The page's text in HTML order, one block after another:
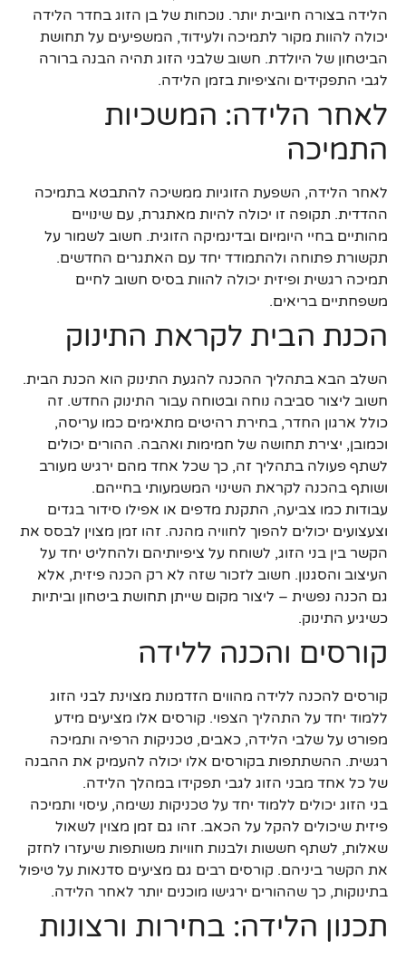
הלידה בצורה חיובית יותר. נוכחות של בן הזוג בחדר הלידה
יכולה להוות מקור לתמיכה ולעידוד, המשפיעים על תחושת
הביטחון של היולדת. חשוב שלבני הזוג תהיה הבנה ברורה
לגבי התפקידים והציפיות בזמן הלידה.
לאחר הלידה: המשכיות
התמיכה
לאחר הלידה, השפעת הזוגיות ממשיכה להתבטא בתמיכה
ההדדית. תקופה זו יכולה להיות מאתגרת, עם שינויים
מהותיים בחיי היומיום ובדינמיקה הזוגית. חשוב לשמור על
תקשורת פתוחה ולהתמודד יחד עם האתגרים החדשים.
תמיכה רגשית ופיזית יכולה להוות בסיס חשוב לחיים
משפחתיים בריאים.
הכנת הבית לקראת התינוק
השלב הבא בתהליך ההכנה להגעת התינוק הוא הכנת הבית.
חשוב ליצור סביבה נוחה ובטוחה עבור התינוק החדש. זה
כולל ארגון החדר, בחירת רהיטים מתאימים כמו עריסה,
וכמובן, יצירת תחושה של חמימות ואהבה. ההורים יכולים
לשתף פעולה בתהליך זה, כך שכל אחד מהם ירגיש מעורב
ושותף בהכנה לקראת השינוי המשמעותי בחייהם.
עבודות כמו צביעה, התקנת מדפים או אפילו סידור בגדים
וצעצועים יכולים להפוך לחוויה מהנה. זהו זמן מצוין לבסס את
הקשר בין בני הזוג, לשוחח על ציפיותיהם ולהחליט יחד על
העיצוב והסגנון. חשוב לזכור שזה לא רק הכנה פיזית, אלא
גם הכנה נפשית – ליצור מקום שייתן תחושת ביטחון וביתיות
כשיגיע התינוק.
קורסים והכנה ללידה
קורסים להכנה ללידה מהווים הזדמנות מצוינת לבני הזוג
ללמוד יחד על התהליך הצפוי. קורסים אלו מציעים מידע
מפורט על שלבי הלידה, כאבים, טכניקות הרפיה ותמיכה
רגשית. ההשתתפות בקורסים אלו יכולה להעמיק את ההבנה
של כל אחד מבני הזוג לגבי תפקידו במהלך הלידה.
בני הזוג יכולים ללמוד יחד על טכניקות נשימה, עיסוי ותמיכה
פיזית שיכולים להקל על הכאב. זהו גם זמן מצוין לשאול
שאלות, לשתף חששות ולבנות חוויות משותפות שיעזרו לחזק
את הקשר ביניהם. קורסים רבים גם מציעים סדנאות על טיפול
בתינוקות, כך שההורים ירגישו מוכנים יותר לאחר הלידה.
תכנון הלידה: בחירות ורצונות